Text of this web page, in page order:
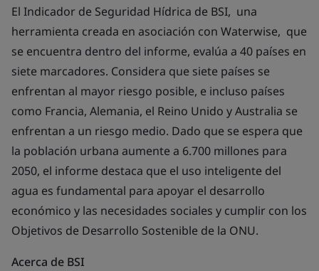
El Indicador de Seguridad Hídrica de BSI, una
herramienta creada en asociación con Waterwise, que
se encuentra dentro del informe, evalúa a 40 países en
siete marcadores. Considera que siete países se
enfrentan al mayor riesgo posible, e incluso países
como Francia, Alemania, el Reino Unido y Australia se
enfrentan a un riesgo medio. Dado que se espera que
la población urbana aumente a 6.700 millones para
2050, el informe destaca que el uso inteligente del
agua es fundamental para apoyar el desarrollo
económico y las necesidades sociales y cumplir con los
Objetivos de Desarrollo Sostenible de la ONU.
Acerca de BSI